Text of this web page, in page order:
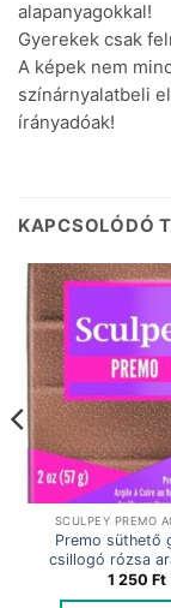
alapanyagokkal!
Gyerekek csak
A képek nem
színárnyalatbeli
írányadóak!
KAPCSOLÓDÓ
SCULPEY PREMO
Premo süthető
csillogó rózsa
1 250 Ft